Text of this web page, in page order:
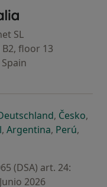
- Página de inicio
SL
B2, floor 13
pestaña
una nueva pestaña
abre en una nueva
se abre en
, Českose
,
pestaña
nueva pestaña
en una nueva pestaña
se abre en una nueva
, Argentinase abre en
, Perúse
,
(DSA) art. 24:
2026